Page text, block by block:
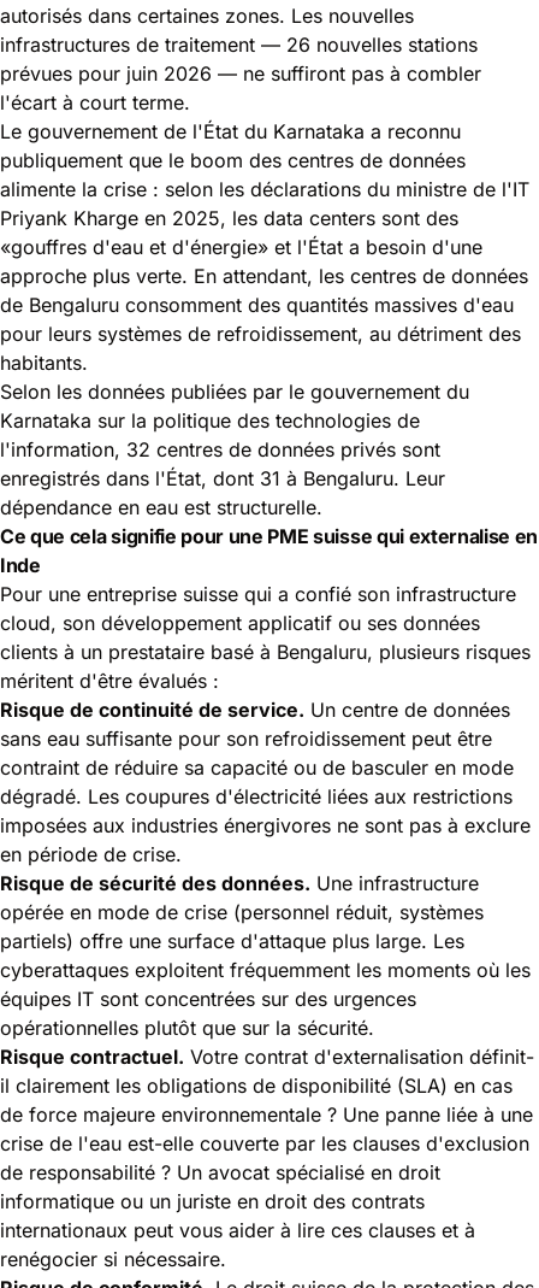
autorisés dans certaines zones. Les nouvelles
infrastructures de traitement — 26 nouvelles stations
prévues pour juin 2026 — ne suffiront pas à combler
l'écart à court terme.
Le gouvernement de l'État du Karnataka a reconnu
publiquement que le boom des centres de données
alimente la crise : selon les déclarations du ministre de l'IT
Priyank Kharge en 2025, les data centers sont des
«gouffres d'eau et d'énergie» et l'État a besoin d'une
approche plus verte. En attendant, les centres de données
de Bengaluru consomment des quantités massives d'eau
pour leurs systèmes de refroidissement, au détriment des
habitants.
Selon les données publiées par le gouvernement du
Karnataka sur la politique des technologies de
l'information, 32 centres de données privés sont
enregistrés dans l'État, dont 31 à Bengaluru. Leur
dépendance en eau est structurelle.
Ce que cela signifie pour une PME suisse qui externalise en
Inde
Pour une entreprise suisse qui a confié son infrastructure
cloud, son développement applicatif ou ses données
clients à un prestataire basé à Bengaluru, plusieurs risques
méritent d'être évalués :
Risque de continuité de service. Un centre de données
sans eau suffisante pour son refroidissement peut être
contraint de réduire sa capacité ou de basculer en mode
dégradé. Les coupures d'électricité liées aux restrictions
imposées aux industries énergivores ne sont pas à exclure
en période de crise.
Risque de sécurité des données. Une infrastructure
opérée en mode de crise (personnel réduit, systèmes
partiels) offre une surface d'attaque plus large. Les
cyberattaques exploitent fréquemment les moments où les
équipes IT sont concentrées sur des urgences
opérationnelles plutôt que sur la sécurité.
Risque contractuel. Votre contrat d'externalisation définit-
il clairement les obligations de disponibilité (SLA) en cas
de force majeure environnementale ? Une panne liée à une
crise de l'eau est-elle couverte par les clauses d'exclusion
de responsabilité ? Un avocat spécialisé en droit
informatique ou un juriste en droit des contrats
internationaux peut vous aider à lire ces clauses et à
renégocier si nécessaire.